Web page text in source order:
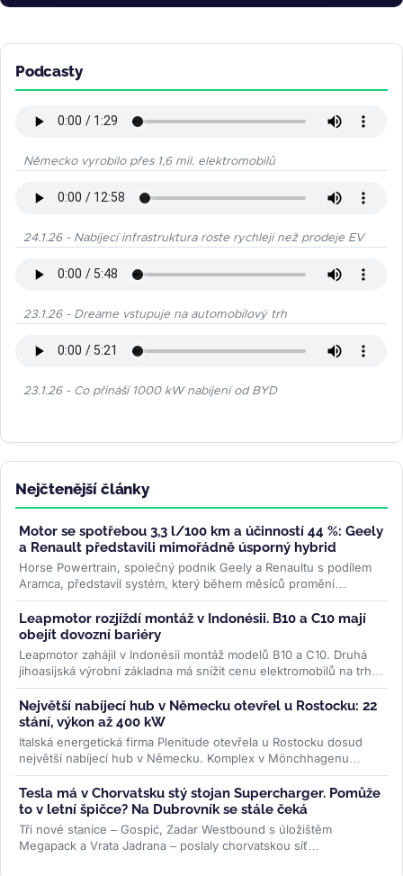
Podcasty
Německo vyrobilo přes 1,6 mil. elektromobilů
24.1.26 - Nabíjecí infrastruktura roste rychleji než prodeje EV
23.1.26 - Dreame vstupuje na automobilový trh
23.1.26 - Co přináší 1000 kW nabíjení od BYD
Nejčtenější články
Motor se spotřebou 3,3 l/100 km a účinností 44 %: Geely
a Renault představili mimořádně úsporný hybrid
Horse Powertrain, společný podnik Geely a Renaultu s podílem
Aramca, představil systém, který během měsíců promění
elektromobilovou...>>
Leapmotor rozjíždí montáž v Indonésii. B10 a C10 mají
obejít dovozní bariéry
Leapmotor zahájil v Indonésii montáž modelů B10 a C10. Druhá
jihoasijská výrobní základna má snížit cenu elektromobilů na trhu
s...>>
Největší nabíjecí hub v Německu otevřel u Rostocku: 22
stání, výkon až 400 kW
Italská energetická firma Plenitude otevřela u Rostocku dosud
největší nabíjecí hub v Německu. Komplex v Mönchhagenu
nabídne 22...>>
Tesla má v Chorvatsku stý stojan Supercharger. Pomůže
to v letní špičce? Na Dubrovník se stále čeká
Tři nové stanice – Gospić, Zadar Westbound s úložištěm
Megapack a Vrata Jadrana – poslaly chorvatskou síť